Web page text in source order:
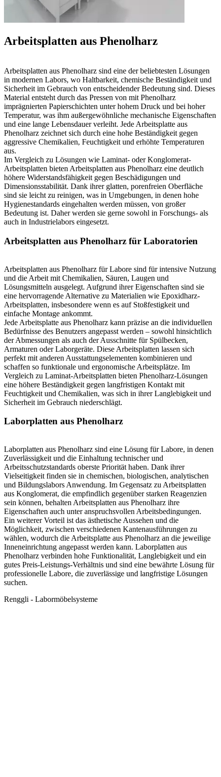
Arbeitsplatten aus Phenolharz
Arbeitsplatten aus Phenolharz sind eine der beliebtesten Lösungen
in modernen Labors, wo Haltbarkeit, chemische Beständigkeit und
Sicherheit im Gebrauch von entscheidender Bedeutung sind. Dieses
Material entsteht durch das Pressen von mit Phenolharz
imprägnierten Papierschichten unter hohem Druck und bei hoher
Temperatur, was ihm außergewöhnliche mechanische Eigenschaften
und eine lange Lebensdauer verleiht. Jede Arbeitsplatte aus
Phenolharz zeichnet sich durch eine hohe Beständigkeit gegen
aggressive Chemikalien, Feuchtigkeit und erhöhte Temperaturen
aus.
Im Vergleich zu Lösungen wie Laminat- oder Konglomerat-
Arbeitsplatten bieten Arbeitsplatten aus Phenolharz eine deutlich
höhere Widerstandsfähigkeit gegen Beschädigungen und
Dimensionsstabilität. Dank ihrer glatten, porenfreien Oberfläche
sind sie leicht zu reinigen, was in Umgebungen, in denen hohe
Hygienestandards eingehalten werden müssen, von großer
Bedeutung ist. Daher werden sie gerne sowohl in Forschungs- als
auch in Industrielabors eingesetzt.
Arbeitsplatten aus Phenolharz für Laboratorien
Arbeitsplatten aus Phenolharz für Labore sind für intensive Nutzung
und die Arbeit mit Chemikalien, Säuren, Laugen und
Lösungsmitteln ausgelegt. Aufgrund ihrer Eigenschaften sind sie
eine hervorragende Alternative zu Materialien wie Epoxidharz-
Arbeitsplatten, insbesondere wenn es auf Stoßfestigkeit und
einfache Montage ankommt.
Jede Arbeitsplatte aus Phenolharz kann präzise an die individuellen
Bedürfnisse des Benutzers angepasst werden – sowohl hinsichtlich
der Abmessungen als auch der Ausschnitte für Spülbecken,
Armaturen oder Laborgeräte. Diese Arbeitsplatten lassen sich
perfekt mit anderen Ausstattungselementen kombinieren und
schaffen so funktionale und ergonomische Arbeitsplätze. Im
Vergleich zu Laminat-Arbeitsplatten bieten Phenolharz-Lösungen
eine höhere Beständigkeit gegen langfristigen Kontakt mit
Feuchtigkeit und Chemikalien, was sich in ihrer Langlebigkeit und
Sicherheit im Gebrauch niederschlägt.
Laborplatten aus Phenolharz
Laborplatten aus Phenolharz sind eine Lösung für Labore, in denen
Zuverlässigkeit und die Einhaltung technischer und
Arbeitsschutzstandards oberste Priorität haben. Dank ihrer
Vielseitigkeit finden sie in chemischen, biologischen, analytischen
und Bildungslabors Anwendung. Im Gegensatz zu Arbeitsplatten
aus Konglomerat, die empfindlich gegenüber starken Reagenzien
sein können, behalten Arbeitsplatten aus Phenolharz ihre
Eigenschaften auch unter anspruchsvollen Arbeitsbedingungen.
Ein weiterer Vorteil ist das ästhetische Aussehen und die
Möglichkeit, zwischen verschiedenen Kantenausführungen zu
wählen, wodurch die Arbeitsplatte aus Phenolharz an die jeweilige
Inneneinrichtung angepasst werden kann. Laborplatten aus
Phenolharz verbinden hohe Funktionalität, Langlebigkeit und ein
gutes Preis-Leistungs-Verhältnis und sind eine bewährte Lösung für
professionelle Labore, die zuverlässige und langfristige Lösungen
suchen.
Renggli - Labormöbelsysteme